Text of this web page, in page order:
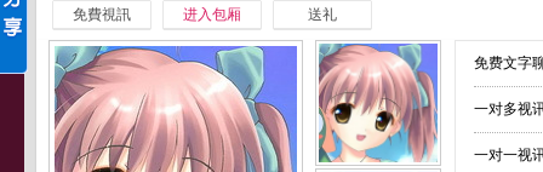
免費視訊 进入包厢 送礼
免费文字
一对多视
一对一视